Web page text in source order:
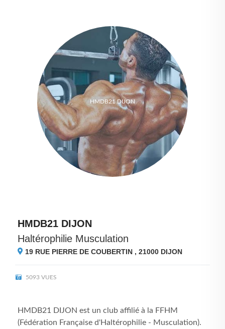
HMDB21 DIJON
HMDB21 DIJON
Haltérophilie Musculation
19 RUE PIERRE DE COUBERTIN , 21000 DIJON
5093 VUES
HMDB21 DIJON est un club affilié à la FFHM
(Fédération Française d'Haltérophilie - Musculation).